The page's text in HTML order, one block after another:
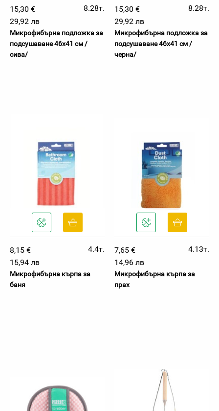
15,30 €
8.28т.
29,92 лв
Микрофибърна подложка за
подсушаване 46х41 см /
сива/
15,30 €
8.28т.
29,92 лв
Микрофибърна подложка за
подсушаване 46х41 см /
черна/
8,15 €
4.4т.
15,94 лв
Микрофибърна кърпа за
баня
7,65 €
4.13т.
14,96 лв
Микрофибърна кърпа за
прах